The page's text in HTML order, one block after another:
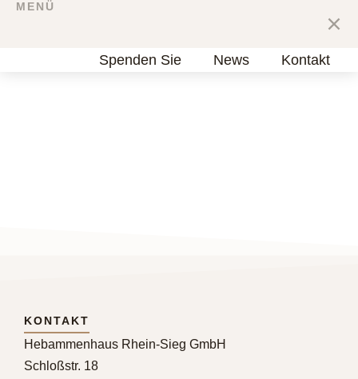
Spenden Sie
News Kontakt
KONTAKT
Hebammenhaus Rhein-Sieg GmbH
Schloßstr. 18
MENÜ